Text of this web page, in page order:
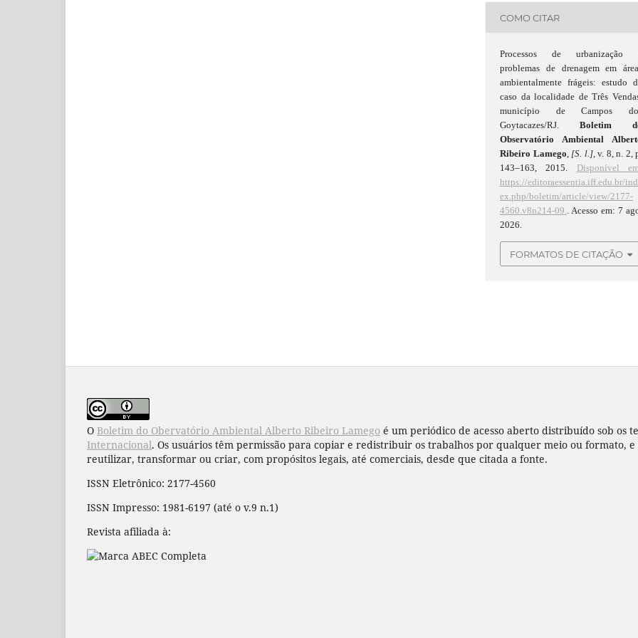
COMO CITAR
Processos de urbanização
problemas de drenagem em
ambientalmente frágeis: estudo
caso da localidade de Três
município de Campos
Goytacazes/RJ. Boletim
Observatório Ambiental
Ribeiro Lamego, [S. l.], v. 8, n. 2,
143–163, 2015. Disponível
https://editoraessentia.iff.edu.br/ind
ex.php/boletim/article/view/2177-
4560.v8n214-09.. Acesso em: 7
2026.
FORMATOS DE CITAÇÃO
O Boletim do Obervatório Ambiental Alberto Ribeiro Lamego é um periódico de acesso aberto distribuído sob os
Internacional. Os usuários têm permissão para copiar e redistribuir os trabalhos por qualquer meio ou formato,
reutilizar, transformar ou criar, com propósitos legais, até comerciais, desde que citada a fonte.
ISSN Eletrônico: 2177-4560
ISSN Impresso: 1981-6197 (até o v.9 n.1)
Revista afiliada à: